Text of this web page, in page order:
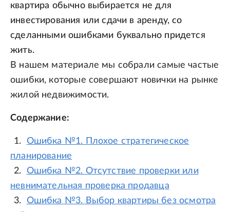
квартира обычно выбирается не для
инвестирования или сдачи в аренду, со
сделанными ошибками буквально придется
жить.
В нашем материале мы собрали самые частые
ошибки, которые совершают новички на рынке
жилой недвижимости.
Содержание:
Ошибка №1. Плохое стратегическое
планирование
Ошибка №2. Отсутствие проверки или
невнимательная проверка продавца
Ошибка №3. Выбор квартиры без осмотра